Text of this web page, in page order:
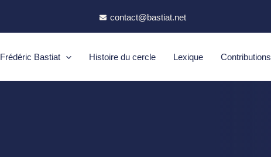
contact@bastiat.net
Frédéric Bastiat Histoire du cercle Lexique Contributions